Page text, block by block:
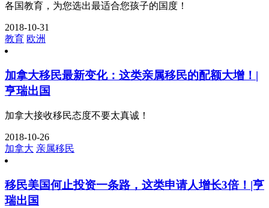
各国教育，为您选出最适合您孩子的国度！
2018-10-31
教育 欧洲
加拿大移民最新变化：这类亲属移民的配额大增！|
亨瑞出国
加拿大接收移民态度不要太真诚！
2018-10-26
加拿大 亲属移民
移民美国何止投资一条路，这类申请人增长3倍！|亨
瑞出国